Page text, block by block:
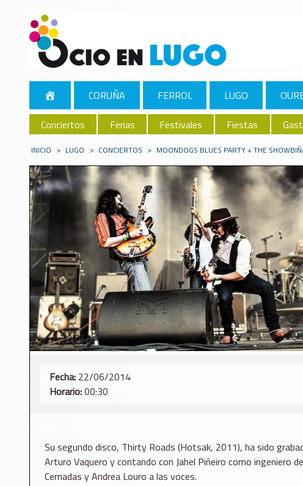
CORUÑA FERROL LUGO
Conciertos
Ferias Festivales Fiestas
INICIO > LUGO > CONCIERTOS > MOONDOGS BLUES PARTY + THE
Fecha: 22/06/2014
Horario:00:30
Su segundo disco, Thirty Roads (Hotsak, 2011), ha sido
Arturo Vaquero y contando con Jahel Piñeiro como ingeniero
Cernadas y Andrea Louro a las voces.